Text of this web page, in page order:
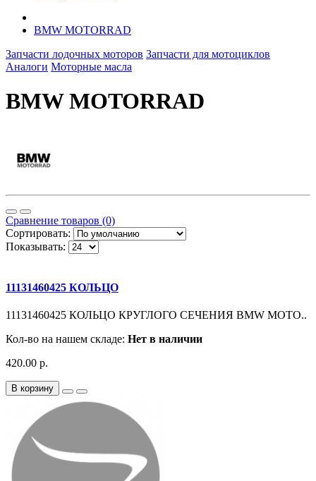
BMW MOTORRAD
Запчасти лодочных моторов Запчасти для мотоциклов
Аналоги Моторные масла
BMW MOTORRAD
Сравнение товаров (0)
Сортировать:
Показывать:
11131460425 КОЛЬЦО
11131460425 КОЛЬЦО КРУГЛОГО СЕЧЕНИЯ BMW MOTO..
Кол-во на нашем складе: Нет в наличии
420.00 р.
В корзину